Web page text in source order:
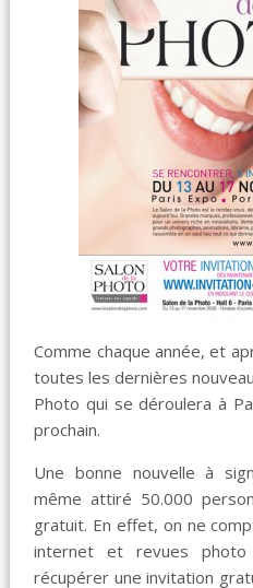
Comme chaque année, et
toutes les dernières
Photo qui se déroulera à
prochain.
Une bonne nouvelle à
même attiré 50.000
gratuit. En effet, on ne
internet et revues
récupérer une invitation